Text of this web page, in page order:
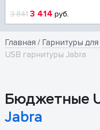
3 841 3 414 руб.
Главная / Гарнитуры
USB гарнитуры Jabra
Бюджетные
Jabra